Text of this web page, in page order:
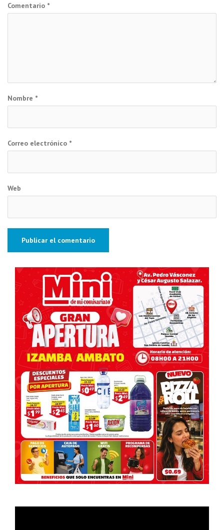
Comentario *
Nombre *
Correo electrónico *
Web